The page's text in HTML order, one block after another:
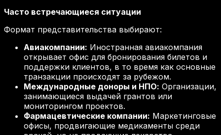
Часто встречающиеся ситуации
Формат представительства выбирают:
Авиакомпании: Иностранная авиакомпания
открывает офис для бронирования билетов и
поддержки клиентов, в то время как основные
транзакции происходят за рубежом.
Международные доноры и НПО: Организации,
занимающиеся выдачей грантов или
мониторингом проектов.
Фармацевтические компании: Маркетинговые
офисы, продвигающие медикаменты среди